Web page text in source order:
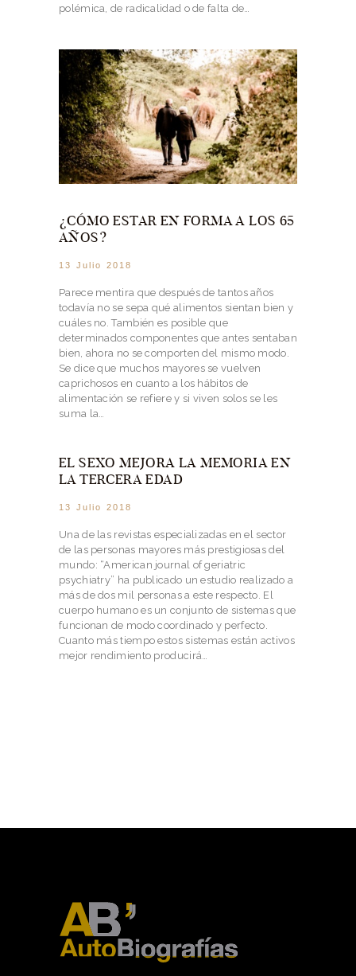
polémica, de radicalidad o de falta de…
¿CÓMO ESTAR EN FORMA A LOS 65
AÑOS?
13 Julio 2018
Parece mentira que después de tantos años
todavía no se sepa qué alimentos sientan bien y
cuáles no. También es posible que
determinados componentes que antes sentaban
bien, ahora no se comporten del mismo modo.
Se dice que muchos mayores se vuelven
caprichosos en cuanto a los hábitos de
alimentación se refiere y si viven solos se les
suma la…
EL SEXO MEJORA LA MEMORIA EN
LA TERCERA EDAD
13 Julio 2018
Una de las revistas especializadas en el sector
de las personas mayores más prestigiosas del
mundo: “American journal of geriatric
psychiatry” ha publicado un estudio realizado a
más de dos mil personas a este respecto. El
cuerpo humano es un conjunto de sistemas que
funcionan de modo coordinado y perfecto.
Cuanto más tiempo estos sistemas están activos
mejor rendimiento producirá…